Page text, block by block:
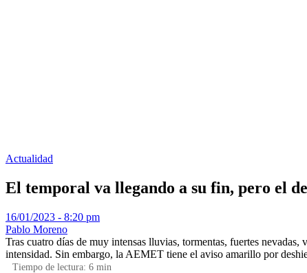
Actualidad
El temporal va llegando a su fin, pero el
16/01/2023 - 8:20 pm
Pablo Moreno
Tras cuatro días de muy intensas lluvias, tormentas, fuertes
intensidad. Sin embargo, la AEMET tiene el aviso amarillo por
Tiempo de lectura: 6 min